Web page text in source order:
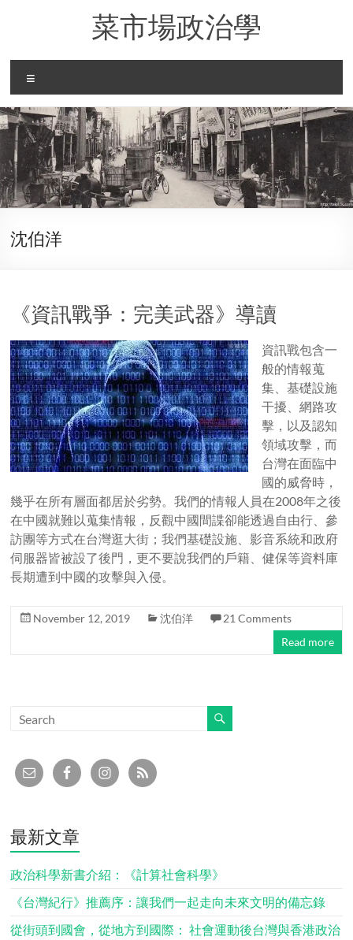
菜市場政治學
沈伯洋
《資訊戰爭：完美武器》導讀
資訊戰包含一
般的情報蒐
集、基礎設施
干擾、網路攻
擊，以及認知
領域攻擊，而
台灣在面臨中
國的威脅時，
幾乎在所有層面都居於劣勢。我們的情報人員在2008年之後
在中國就難以蒐集情報，反觀中國間諜卻能透過自由行、參
訪團等方式在台灣逛大街；我們基礎設施、影音系統和政府
伺服器皆被設了後門，更不要說我們的戶籍、健保等資料庫
長期遭到中國的攻擊與入侵。
November 12, 2019 沈伯洋
21 Comments
Read more
最新文章
政治科學新書介紹：《計算社會科學》
《台灣紀行》推薦序：讓我們一起走向未來文明的備忘錄
從街頭到國會，從地方到國際： 社會運動後台灣與香港政治